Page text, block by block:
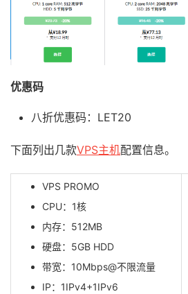
优惠码
八折优惠码：LET20
下面列出几款VPS主机配置信息。
VPS PROMO
CPU：1核
内存：512MB
硬盘：5GB HDD
带宽：10Mbps@不限流量
IP：1IPv4+1IPv6